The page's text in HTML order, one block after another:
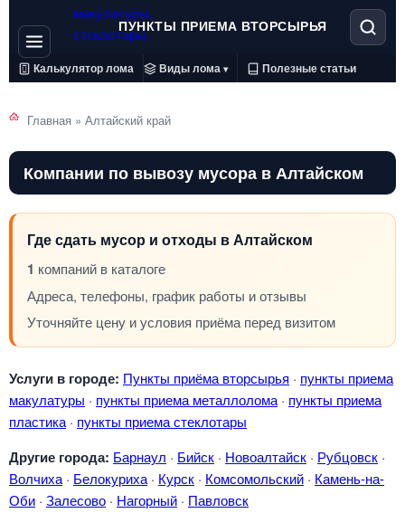
ПУНКТЫ ПРИЕМА ВТОРСЫРЬЯ
Калькулятор лома Виды лома ▾ Полезные статьи
Главная » Алтайский край
Компании по вывозу мусора в Алтайском
Где сдать мусор и отходы в Алтайском
1 компаний в каталоге
Адреса, телефоны, график работы и отзывы
Уточняйте цену и условия приёма перед визитом
Услуги в городе: Пункты приёма вторсырья · пункты приема
макулатуры · пункты приема металлолома · пункты приема
пластика · пункты приема стеклотары
Другие города: Барнаул · Бийск · Новоалтайск · Рубцовск ·
Волчиха · Белокуриха · Курск · Комсомольский · Камень-на-
Оби · Залесово · Нагорный · Павловск